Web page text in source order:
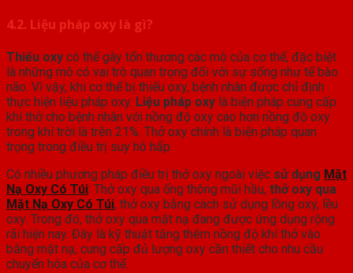
4.2. Liệu pháp oxy là gì?
Thiếu oxy có thể gây tổn thương các mô của cơ thể, đặc biệt
là những mô có vai trò quan trọng đối với sự sống như tế bào
não. Vì vậy, khi cơ thể bị thiếu oxy, bệnh nhân được chỉ định
thực hiện liệu pháp oxy. Liệu pháp oxy là biện pháp cung cấp
khí thở cho bệnh nhân với nồng độ oxy cao hơn nồng độ oxy
trong khí trời là trên 21%. Thở oxy chính là biện pháp quan
trọng trong điều trị suy hô hấp.
Có nhiều phương pháp điều trị thở oxy ngoài việc sử dụng Mặt
Nạ Oxy Có Túi: Thở oxy qua ống thông mũi hầu, thở oxy qua
Mặt Nạ Oxy Có Túi, thở oxy bằng cách sử dụng lồng oxy, lều
oxy. Trong đó, thở oxy qua mặt nạ đang được ứng dụng rộng
rãi hiện nay. Đây là kỹ thuật tăng thêm nồng độ khí thở vào
bằng mặt nạ, cung cấp đủ lượng oxy cần thiết cho nhu cầu
chuyển hóa của cơ thể.